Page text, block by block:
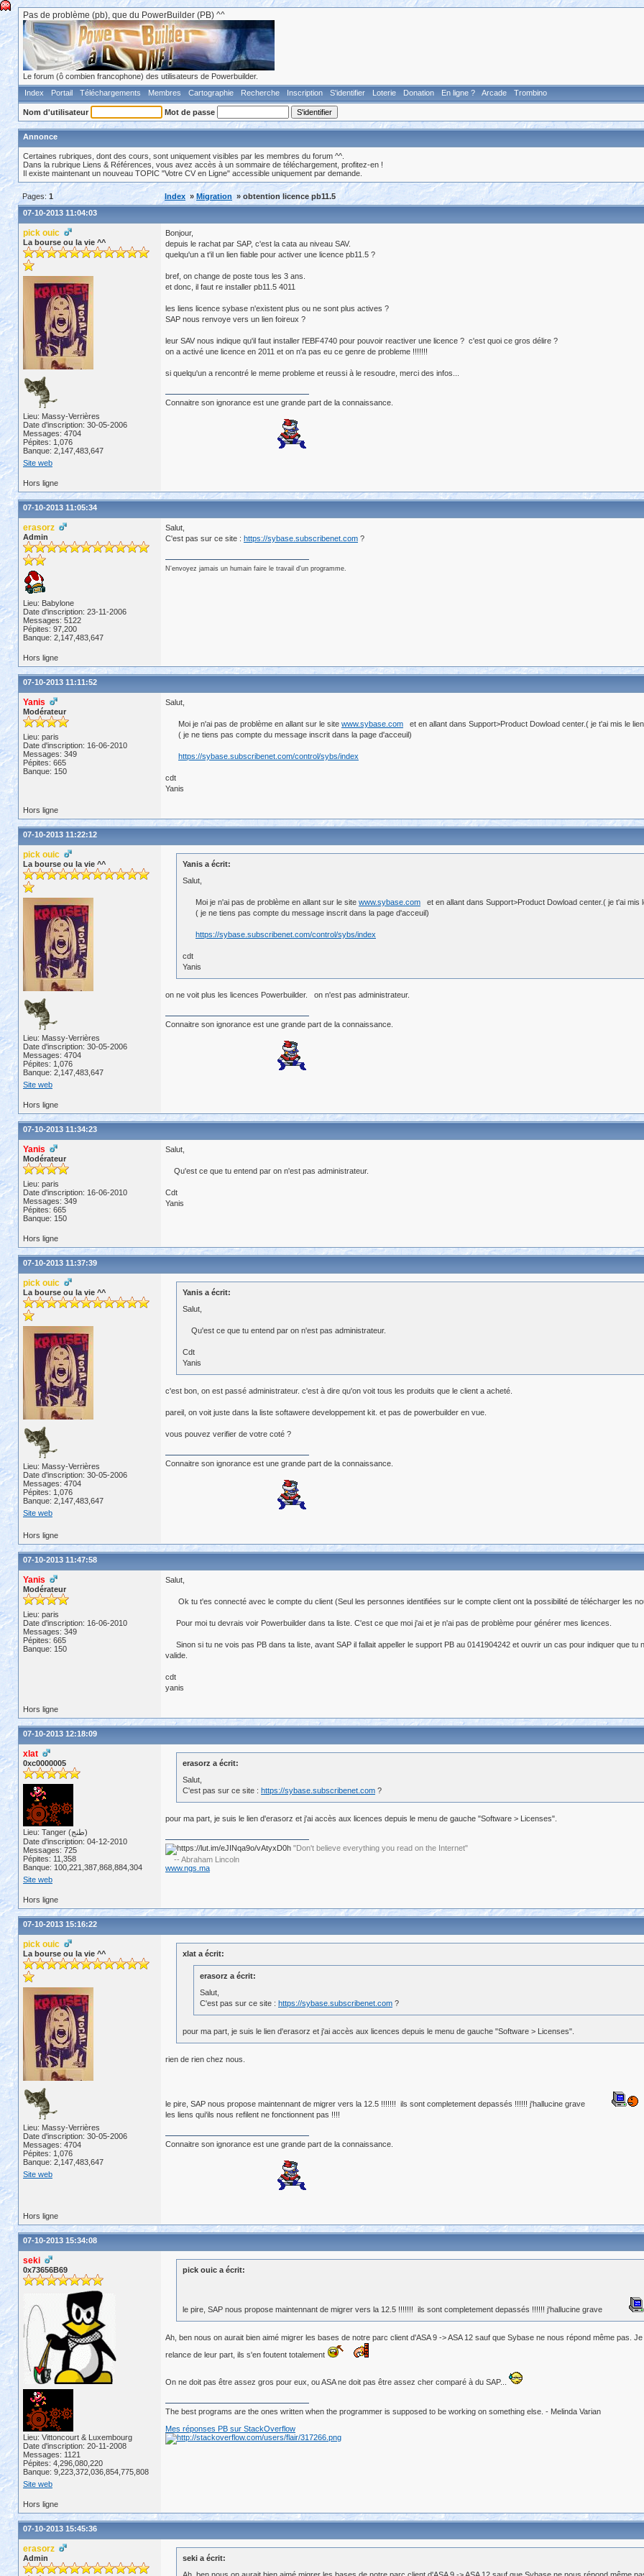
Pas de problème (pb), que du PowerBuilder (PB) ^^
Le forum (ô combien francophone) des utilisateurs de Powerbuilder.
Index
Portail Téléchargements Membres Cartographie Recherche Inscription S'identifier Loterie Donation En ligne ? Arcade Trombino
Nom d'utilisateur Mot de passe
Annonce
Certaines rubriques, dont des cours, sont uniquement visibles par les membres du forum ^^.
Dans la rubrique Liens & Références, vous avez accès à un sommaire de téléchargement, profitez-en !
Il existe maintenant un nouveau TOPIC "Votre CV en Ligne" accessible uniquement par demande.
Pages: 1 Index » Migration » obtention licence pb11.5
07-10-2013 11:04:03
pick ouic
La bourse ou la vie ^^
Lieu: Massy-Verrières
Date d'inscription: 30-05-2006
Messages: 4704
Pépites: 1,076
Banque: 2,147,483,647
Site web
Bonjour,
depuis le rachat par SAP, c'est la cata au niveau SAV.
quelqu'un a t'il un lien fiable pour activer une licence pb11.5 ?
bref, on change de poste tous les 3 ans.
et donc, il faut re installer pb11.5 4011
les liens licence sybase n'existent plus ou ne sont plus actives ?
SAP nous renvoye vers un lien foireux ?
leur SAV nous indique qu'il faut installer l'EBF4740 pour pouvoir reactiver une licence ? c'est quoi ce gros délire ?
on a activé une licence en 2011 et on n'a pas eu ce genre de probleme !!!!!!!
si quelqu'un a rencontré le meme probleme et reussi à le resoudre, merci des infos...
Connaitre son ignorance est une grande part de la connaissance.
Hors ligne
07-10-2013 11:05:34
erasorz
Admin
Lieu: Babylone
Date d'inscription: 23-11-2006
Messages: 5122
Pépites: 97,200
Banque: 2,147,483,647
Salut,
C'est pas sur ce site : https://sybase.subscribenet.com ?
N'envoyez jamais un humain faire le travail d'un programme.
Hors ligne
07-10-2013 11:11:52
Yanis
Modérateur
Lieu: paris
Date d'inscription: 16-06-2010
Messages: 349
Pépites: 665
Banque: 150
Salut,
Moi je n'ai pas de problème en allant sur le site www.sybase.com et en allant dans Support>Product Dowload center.( je t'ai mis le
( je ne tiens pas compte du message inscrit dans la page d'acceuil)
https://sybase.subscribenet.com/control/sybs/index
cdt
Yanis
Hors ligne
07-10-2013 11:22:12
pick ouic
La bourse ou la vie ^^
Lieu: Massy-Verrières
Date d'inscription: 30-05-2006
Messages: 4704
Pépites: 1,076
Banque: 2,147,483,647
Site web
Yanis a écrit:
Salut,
Moi je n'ai pas de problème en allant sur le site www.sybase.com et en allant dans Support>Product Dowload center.( je t'ai mis
( je ne tiens pas compte du message inscrit dans la page d'acceuil)
https://sybase.subscribenet.com/control/sybs/index
cdt
Yanis
on ne voit plus les licences Powerbuilder. on n'est pas administrateur.
Connaitre son ignorance est une grande part de la connaissance.
Hors ligne
07-10-2013 11:34:23
Yanis
Modérateur
Lieu: paris
Date d'inscription: 16-06-2010
Messages: 349
Pépites: 665
Banque: 150
Salut,
Qu'est ce que tu entend par on n'est pas administrateur.
Cdt
Yanis
Hors ligne
07-10-2013 11:37:39
pick ouic
La bourse ou la vie ^^
Lieu: Massy-Verrières
Date d'inscription: 30-05-2006
Messages: 4704
Pépites: 1,076
Banque: 2,147,483,647
Site web
Yanis a écrit:
Salut,
Qu'est ce que tu entend par on n'est pas administrateur.
Cdt
Yanis
c'est bon, on est passé administrateur. c'est à dire qu'on voit tous les produits que le client a acheté.
pareil, on voit juste dans la liste softawere developpement kit. et pas de powerbuilder en vue.
vous pouvez verifier de votre coté ?
Connaitre son ignorance est une grande part de la connaissance.
Hors ligne
07-10-2013 11:47:58
Yanis
Modérateur
Lieu: paris
Date d'inscription: 16-06-2010
Messages: 349
Pépites: 665
Banque: 150
Salut,
Ok tu t'es connecté avec le compte du client (Seul les personnes identifiées sur le compte client ont la possibilité de télécharger les
Pour moi tu devrais voir Powerbuilder dans ta liste. C'est ce que moi j'ai et je n'ai pas de problème pour générer mes licences.
Sinon si tu ne vois pas PB dans ta liste, avant SAP il fallait appeller le support PB au 0141904242 et ouvrir un cas pour indiquer que
valide.
cdt
yanis
Hors ligne
07-10-2013 12:18:09
xlat
0xc0000005
Lieu: Tanger (طنج)
Date d'inscription: 04-12-2010
Messages: 725
Pépites: 11,358
Banque: 100,221,387,868,884,304
Site web
erasorz a écrit:
Salut,
C'est pas sur ce site : https://sybase.subscribenet.com ?
pour ma part, je suis le lien d'erasorz et j'ai accès aux licences depuis le menu de gauche "Software > Licenses".
"Don't believe everything you read on the Internet"
-- Abraham Lincoln
www.ngs.ma
Hors ligne
07-10-2013 15:16:22
pick ouic
La bourse ou la vie ^^
Lieu: Massy-Verrières
Date d'inscription: 30-05-2006
Messages: 4704
Pépites: 1,076
Banque: 2,147,483,647
Site web
xlat a écrit:
erasorz a écrit:
Salut,
C'est pas sur ce site : https://sybase.subscribenet.com ?
pour ma part, je suis le lien d'erasorz et j'ai accès aux licences depuis le menu de gauche "Software > Licenses".
rien de rien chez nous.
le pire, SAP nous propose maintennant de migrer vers la 12.5 !!!!!!! ils sont completement depassés !!!!!! j'hallucine grave
les liens qui'ils nous refilent ne fonctionnent pas !!!!
Connaitre son ignorance est une grande part de la connaissance.
Hors ligne
07-10-2013 15:34:08
seki
0x73656B69
Lieu: Vittoncourt & Luxembourg
Date d'inscription: 20-11-2008
Messages: 1121
Pépites: 4,296,080,220
Banque: 9,223,372,036,854,775,808
Site web
pick ouic a écrit:
le pire, SAP nous propose maintennant de migrer vers la 12.5 !!!!!!! ils sont completement depassés !!!!!! j'hallucine grave
Ah, ben nous on aurait bien aimé migrer les bases de notre parc client d'ASA 9 -> ASA 12 sauf que Sybase ne nous répond même pas.
relance de leur part, ils s'en foutent totalement
On ne doit pas être assez gros pour eux, ou ASA ne doit pas être assez cher comparé à du SAP...
The best programs are the ones written when the programmer is supposed to be working on something else. - Melinda Varian
Mes réponses PB sur StackOverflow
Hors ligne
07-10-2013 15:45:36
erasorz
Admin
seki a écrit: